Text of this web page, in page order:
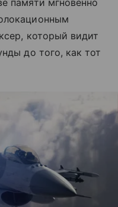
который видит
до того, как тот